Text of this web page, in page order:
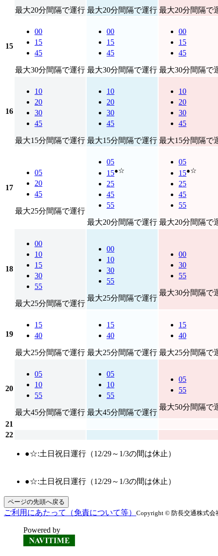
最大20分間隔で運行 最大20分間隔で運行 最大20分間隔で
15
00
15
45
最大30分間隔で運行
00
15
45
最大30分間隔で運行
00
15
45
最大30分間隔で
16
10
20
30
45
最大15分間隔で運行
10
20
30
45
最大15分間隔で運行
10
20
30
45
最大15分間隔で
17
05
20
45
最大25分間隔で運行
05
15●☆
25
45
55
最大20分間隔で運行
05
15●☆
25
45
55
最大20分間隔で
18
00
10
15
30
55
最大25分間隔で運行
00
10
30
55
最大25分間隔で運行
00
30
55
最大30分間隔で
19
15
40
最大25分間隔で運行
15
40
最大25分間隔で運行
15
40
最大25分間隔で
20
05
10
55
最大45分間隔で運行
05
10
55
最大45分間隔で運行
05
55
最大50分間隔で
21
22
●☆:土日祝日運行（12/29～1/3の間は休止）
●☆:土日祝日運行（12/29～1/3の間は休止）
ページの先頭へ戻る
ご利用にあたって（免責について等） Copyright © 防長交通株式会
Powered by